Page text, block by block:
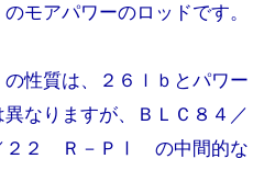
アパワーのロッドです。
性質は、２６ｌｂとパワー
なりますが、ＢＬＣ８４／
２２ Ｒ－ＰⅠ の中間的な